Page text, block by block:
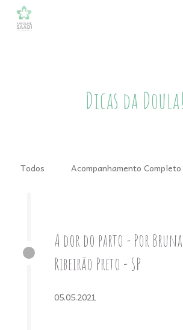
Dicas da Doula!
Todos Acompanhamento Completo
A dor do parto - Por
Ribeirão Preto - SP
05.05.2021